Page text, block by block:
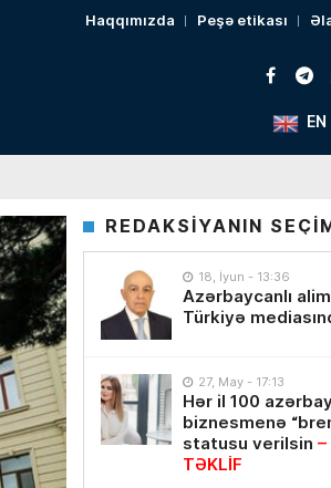
Haqqımızda Peşə etikası
EN
REDAKSİYANIN
18, İyun - 13:36
Azərbaycanlı
Türkiyə
27, May - 17:13
Hər il 100
biznesmenə
statusu verilsin
TƏKLİF